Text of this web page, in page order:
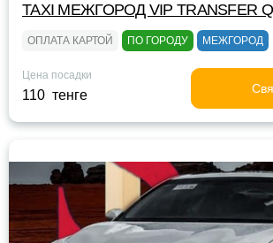
TAXI МЕЖГОРОД VIP TRANSFER
ОПЛАТА КАРТОЙ ПО ГОРОДУ МЕЖГОРОД
Цена посадки
110 тенге